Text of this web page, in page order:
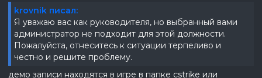
krovnik писал:
Я уважаю вас как руководителя, но выбранный вами
администратор не подходит для этой должности.
Пожалуйста, отнеситесь к ситуации терпеливо и
честно и решите проблему.
демо записи находятся в игре в папке cstrike или